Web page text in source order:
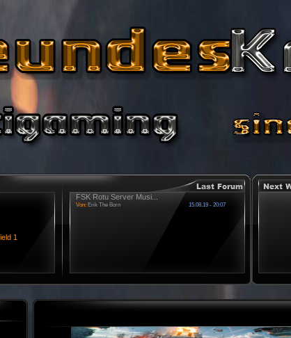
1
FSK Rotu Server Musi...
Von: Erik The Born 15.08.19 - 20:07